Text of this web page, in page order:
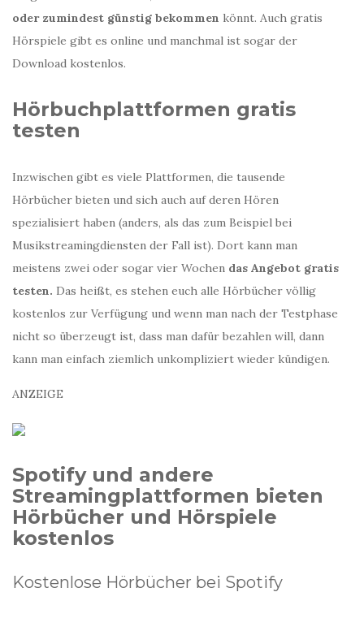
oder zumindest günstig bekommen könnt. Auch gratis
Hörspiele gibt es online und manchmal ist sogar der
Download kostenlos.
Hörbuchplattformen gratis
testen
Inzwischen gibt es viele Plattformen, die tausende
Hörbücher bieten und sich auch auf deren Hören
spezialisiert haben (anders, als das zum Beispiel bei
Musikstreamingdiensten der Fall ist). Dort kann man
meistens zwei oder sogar vier Wochen das Angebot gratis
testen. Das heißt, es stehen euch alle Hörbücher völlig
kostenlos zur Verfügung und wenn man nach der Testphase
nicht so überzeugt ist, dass man dafür bezahlen will, dann
kann man einfach ziemlich unkompliziert wieder kündigen.
ANZEIGE
Spotify und andere
Streamingplattformen bieten
Hörbücher und Hörspiele
kostenlos
Kostenlose Hörbücher bei Spotify